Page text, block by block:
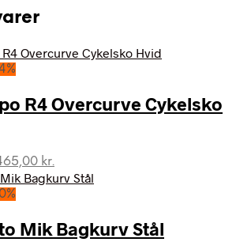
R4 Overcurve Cykelsko
kr..
kr.
aktuelle
1.465,00 kr..
Mik Bagkurv Stål